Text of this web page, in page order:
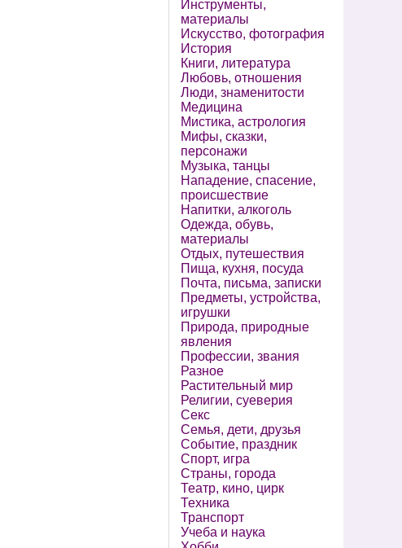
Инструменты,
материалы
Искусство, фотография
История
Книги, литература
Любовь, отношения
Люди, знаменитости
Медицина
Мистика, астрология
Мифы, сказки,
персонажи
Музыка, танцы
Нападение, спасение,
происшествие
Напитки, алкоголь
Одежда, обувь,
материалы
Отдых, путешествия
Пища, кухня, посуда
Почта, письма, записки
Предметы, устройства,
игрушки
Природа, природные
явления
Профессии, звания
Разное
Растительный мир
Религии, суеверия
Секс
Семья, дети, друзья
Событие, праздник
Спорт, игра
Страны, города
Театр, кино, цирк
Техника
Транспорт
Учеба и наука